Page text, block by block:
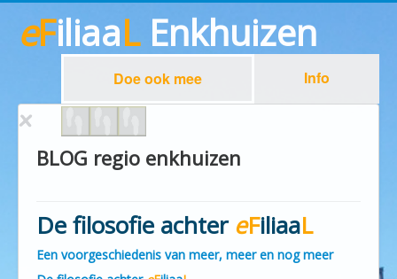
eFiliaaLEnkhuizen
Doe ook mee Info
BLOG regio enkhuizen
De filosofie achtereFiliaaL
Een voorgeschiedenis van meer, meer en nog meer